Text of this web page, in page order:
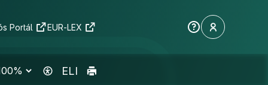
Portál EUR-LEX
ELI